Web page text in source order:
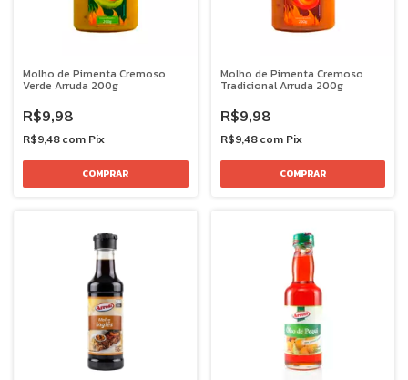
Molho de Pimenta Cremoso
Verde Arruda 200g
R$9,98
R$9,48 com Pix
Molho de Pimenta Cremoso
Tradicional Arruda 200g
R$9,98
R$9,48 com Pix